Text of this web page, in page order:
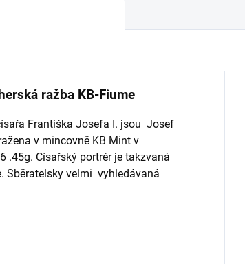
ražba KB-Fiume
Františka Josefa I. jsou Josef
v mincovně KB Mint v
.45g. Císařský portrér je takzvaná
Sběratelsky velmi vyhledávaná